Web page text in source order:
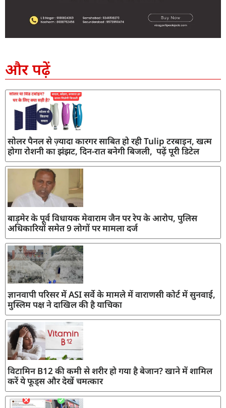
और पढ़ें
सोलर पैनल से ज़्यादा कारगर साबित हो रही Tulip टरबाइन, खत्म
होगा रोशनी का झंझट, दिन-रात बनेगी बिजली, पढ़ें पूरी डिटेल
बाड़मेर के पूर्व विधायक मेवाराम जैन पर रेप के आरोप, पुलिस
अधिकारियों समेत 9 लोगों पर मामला दर्ज
ज्ञानवापी परिसर में ASI सर्वे के मामले में वाराणसी कोर्ट में सुनवाई,
मुस्लिम पक्ष ने दाखिल की है याचिका
विटामिन B12 की कमी से शरीर हो गया है बेजान? खाने में शामिल
करें ये फूड्स और देखें चमत्कार